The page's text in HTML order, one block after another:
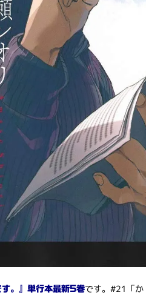
す。』単行本最新5巻です。#21「か